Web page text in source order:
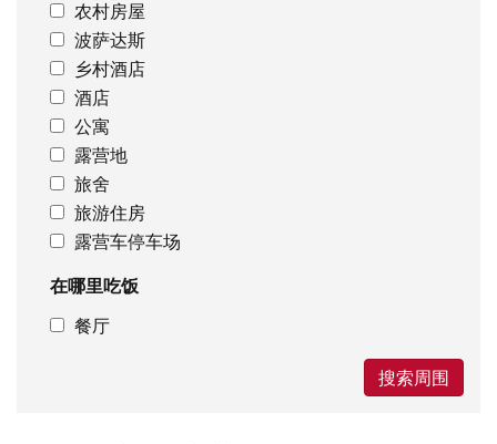
农村房屋
波萨达斯
乡村酒店
酒店
公寓
露营地
旅舍
旅游住房
露营车停车场
在哪里吃饭
餐厅
搜索周围